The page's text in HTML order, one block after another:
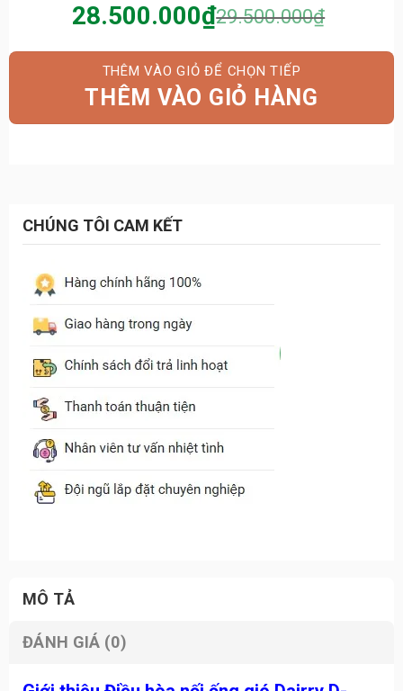
29.500.000₫
Giá
gốc
là:
29.500.000₫.
28.500.000₫
Giá
hiện
tại
là:
28.500.000₫.
THÊM VÀO GIỎ HÀNG
CHÚNG TÔI CAM KẾT
MÔ TẢ
ĐÁNH GIÁ (0)